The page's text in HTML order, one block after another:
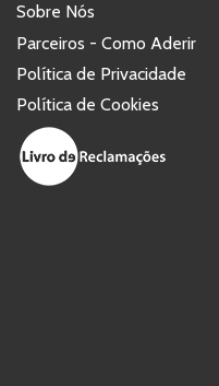
Sobre Nós
Parceiros - Como Aderir
Política de Privacidade
Política de Cookies